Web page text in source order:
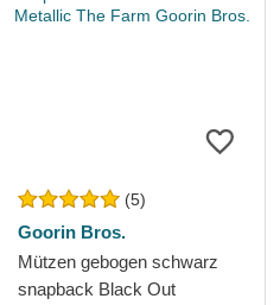
(5)
Goorin Bros.
Mützen gebogen schwarz
snapback Black Out